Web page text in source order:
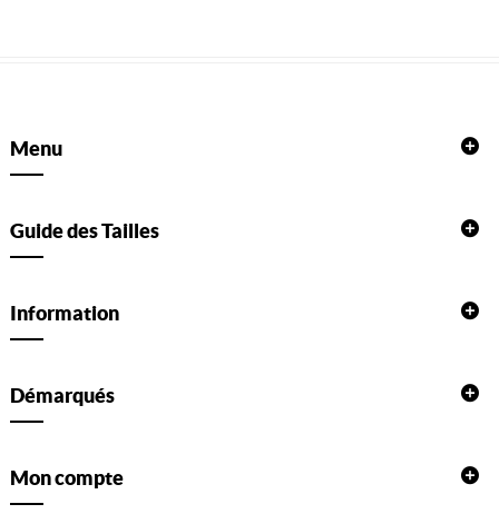
Menu
Guide des Tailles
Information
Démarqués
Mon compte